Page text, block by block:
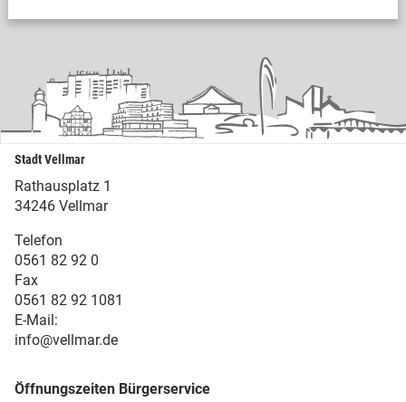
Stadt Vellmar
Rathausplatz 1
34246 Vellmar
Telefon
0561 82 92 0
Fax
0561 82 92 1081
E-Mail:
info@vellmar.de
Öffnungszeiten Bürgerservice